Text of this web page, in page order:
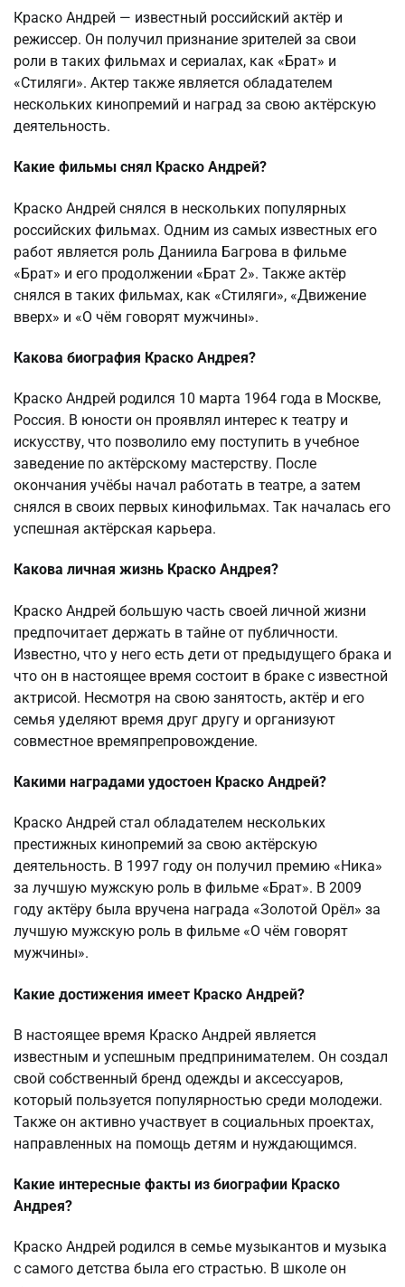
Краско Андрей — известный российский актёр и
режиссер. Он получил признание зрителей за свои
роли в таких фильмах и сериалах, как «Брат» и
«Стиляги». Актер также является обладателем
нескольких кинопремий и наград за свою актёрскую
деятельность.
Какие фильмы снял Краско Андрей?
Краско Андрей снялся в нескольких популярных
российских фильмах. Одним из самых известных его
работ является роль Даниила Багрова в фильме
«Брат» и его продолжении «Брат 2». Также актёр
снялся в таких фильмах, как «Стиляги», «Движение
вверх» и «О чём говорят мужчины».
Какова биография Краско Андрея?
Краско Андрей родился 10 марта 1964 года в Москве,
Россия. В юности он проявлял интерес к театру и
искусству, что позволило ему поступить в учебное
заведение по актёрскому мастерству. После
окончания учёбы начал работать в театре, а затем
снялся в своих первых кинофильмах. Так началась его
успешная актёрская карьера.
Какова личная жизнь Краско Андрея?
Краско Андрей большую часть своей личной жизни
предпочитает держать в тайне от публичности.
Известно, что у него есть дети от предыдущего брака и
что он в настоящее время состоит в браке с известной
актрисой. Несмотря на свою занятость, актёр и его
семья уделяют время друг другу и организуют
совместное времяпрепровождение.
Какими наградами удостоен Краско Андрей?
Краско Андрей стал обладателем нескольких
престижных кинопремий за свою актёрскую
деятельность. В 1997 году он получил премию «Ника»
за лучшую мужскую роль в фильме «Брат». В 2009
году актёру была вручена награда «Золотой Орёл» за
лучшую мужскую роль в фильме «О чём говорят
мужчины».
Какие достижения имеет Краско Андрей?
В настоящее время Краско Андрей является
известным и успешным предпринимателем. Он создал
свой собственный бренд одежды и аксессуаров,
который пользуется популярностью среди молодежи.
Также он активно участвует в социальных проектах,
направленных на помощь детям и нуждающимся.
Какие интересные факты из биографии Краско
Андрея?
Краско Андрей родился в семье музыкантов и музыка
с самого детства была его страстью. В школе он